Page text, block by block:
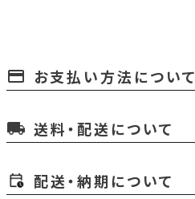
payment お支払い方法について
local_shipping 送料・配送について
配送・納期について